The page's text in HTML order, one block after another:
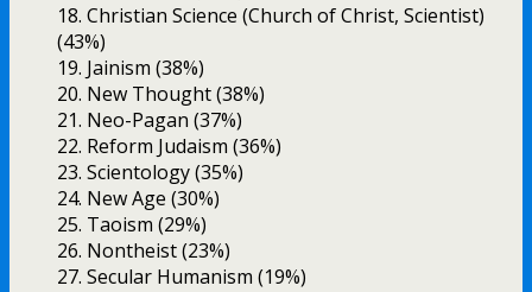
18. Christian Science (Church of Christ, Scientist)
(43%)
19. Jainism (38%)
20. New Thought (38%)
21. Neo-Pagan (37%)
22. Reform Judaism (36%)
23. Scientology (35%)
24. New Age (30%)
25. Taoism (29%)
26. Nontheist (23%)
27. Secular Humanism (19%)